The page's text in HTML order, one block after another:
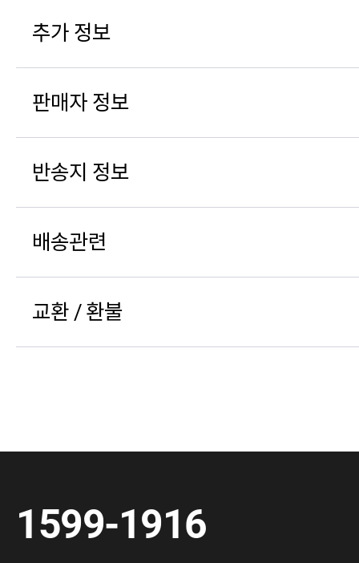
추가 정보
판매자 정보
반송지 정보
배송관련
교환 / 환불
1599-1916